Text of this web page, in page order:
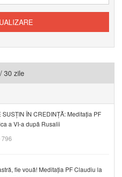
30 zile
ÎN CREDINȚĂ: Meditația PF
a VI-a după Rusalii
796
fie vouă! Meditația PF Claudiu la